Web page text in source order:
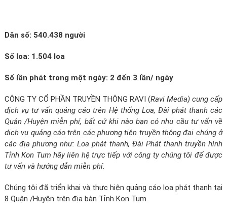
Dân số: 540.438 người
Số loa: 1.504 loa
Số lần phát trong một ngày: 2 đến 3 lần/ ngày
CÔNG TY CỔ PHẦN TRUYỀN THÔNG RAVI (Ravi Media) cung cấp
dịch vụ tư vấn quảng cáo trên Hệ thống Loa, Đài phát thanh các
Quận /Huyện miễn phí, bất cứ khi nào bạn có nhu cầu tư vấn về
dịch vụ quảng cáo trên các phương tiện truyền thông đại chúng ở
các địa phương như: Loa phát thanh, Đài Phát thanh truyền hình
Tỉnh Kon Tum hãy liên hệ trực tiếp với công ty chúng tôi để được
tư vấn và hướng dẫn miễn phí.
Chúng tôi đã triển khai và thực hiện quảng cáo loa phát thanh tại
8 Quận /Huyện trên địa bàn Tỉnh Kon Tum.